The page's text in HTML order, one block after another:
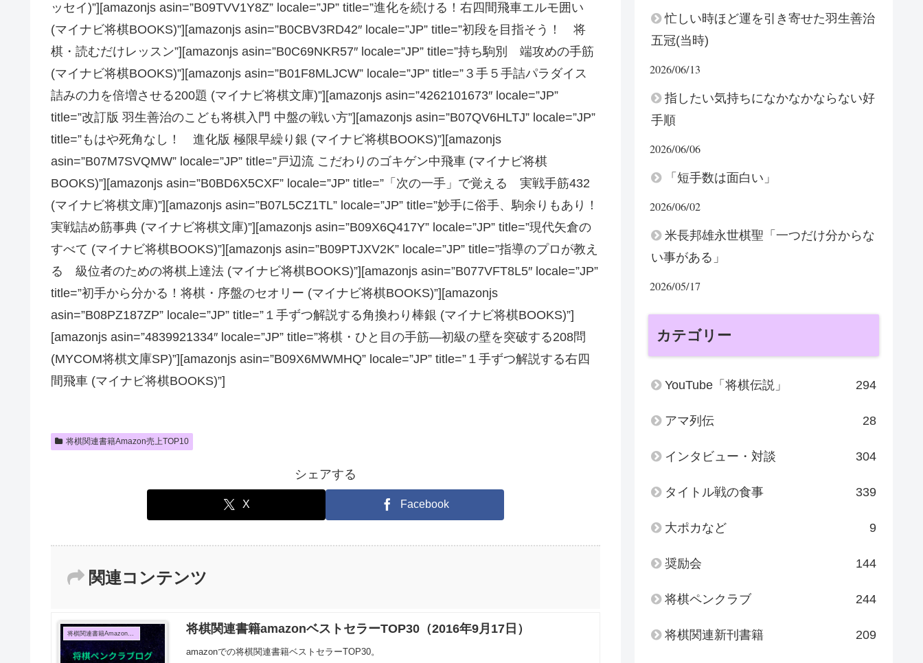
ッセイ)”][amazonjs asin=”B09TVV1Y8Z” locale=”JP” title=”進化を続ける！右四間飛車エルモ囲い
(マイナビ将棋BOOKS)”][amazonjs asin=”B0CBV3RD42″ locale=”JP” title=”初段を目指そう！ 将
棋・読むだけレッスン”][amazonjs asin=”B0C69NKR57″ locale=”JP” title=”持ち駒別 端攻めの手筋
(マイナビ将棋BOOKS)”][amazonjs asin=”B01F8MLJCW” locale=”JP” title=”３手５手詰パラダイス
詰みの力を倍増させる200題 (マイナビ将棋文庫)”][amazonjs asin=”4262101673″ locale=”JP”
title=”改訂版 羽生善治のこども将棋入門 中盤の戦い方”][amazonjs asin=”B07QV6HLTJ” locale=”JP”
title=”もはや死角なし！ 進化版 極限早繰り銀 (マイナビ将棋BOOKS)”][amazonjs
asin=”B07M7SVQMW” locale=”JP” title=”戸辺流 こだわりのゴキゲン中飛車 (マイナビ将棋
BOOKS)”][amazonjs asin=”B0BD6X5CXF” locale=”JP” title=”「次の一手」で覚える 実戦手筋432
(マイナビ将棋文庫)”][amazonjs asin=”B07L5CZ1TL” locale=”JP” title=”妙手に俗手、駒余りもあり！
実戦詰め筋事典 (マイナビ将棋文庫)”][amazonjs asin=”B09X6Q417Y” locale=”JP” title=”現代矢倉の
すべて (マイナビ将棋BOOKS)”][amazonjs asin=”B09PTJXV2K” locale=”JP” title=”指導のプロが教え
る 級位者のための将棋上達法 (マイナビ将棋BOOKS)”][amazonjs asin=”B077VFT8L5″ locale=”JP”
title=”初手から分かる！将棋・序盤のセオリー (マイナビ将棋BOOKS)”][amazonjs
asin=”B08PZ187ZP” locale=”JP” title=”１手ずつ解説する角換わり棒銀 (マイナビ将棋BOOKS)”]
[amazonjs asin=”4839921334″ locale=”JP” title=”将棋・ひと目の手筋―初級の壁を突破する208問
(MYCOM将棋文庫SP)”][amazonjs asin=”B09X6MWMHQ” locale=”JP” title=”１手ずつ解説する右四
間飛車 (マイナビ将棋BOOKS)”]
将棋関連書籍Amazon売上TOP10
シェアする
X Facebook
関連コンテンツ
将棋関連書籍amazonベストセラーTOP30（2016年9月17日）
amazonでの将棋関連書籍ベストセラーTOP30。
忙しい時ほど運を引き寄せた羽生善治
五冠(当時)
2026/06/13
指したい気持ちになかなかならない好
手順
2026/06/06
「短手数は面白い」
2026/06/02
米長邦雄永世棋聖「一つだけ分からな
い事がある」
2026/05/17
カテゴリー
YouTube「将棋伝説」 294
アマ列伝 28
インタビュー・対談 304
タイトル戦の食事 339
大ポカなど 9
奨励会 144
将棋ペンクラブ 244
将棋関連新刊書籍 209